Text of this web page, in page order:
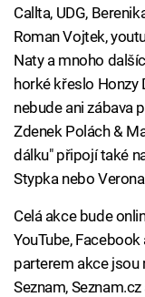
Callta, UDG,
Roman Vojtek,
Naty a mnoho
horké křeslo Honzy
nebude ani zábava
Zdenek Polách &
dálku" připojí také
Stypka nebo
Celá akce bude
YouTube,
parterem akce jsou
Seznam,